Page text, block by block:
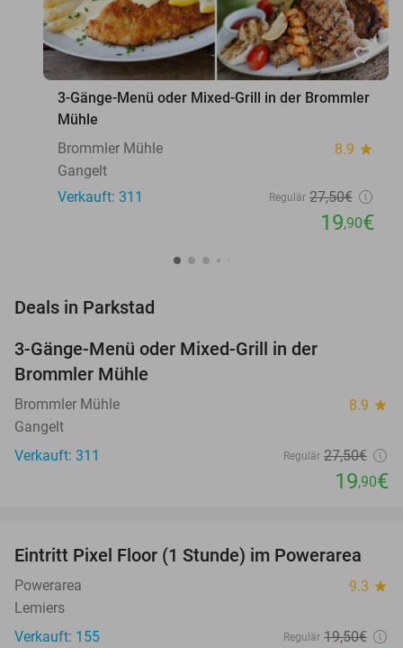
favorite_border
3-Gänge-Menü oder Mixed-Grill in der Brommler
Mühle
Brommler Mühle
8.9 star
Gangelt
Verkauft: 311
Regulär 27,50€
19,90€
Deals in Parkstad
3-Gänge-Menü oder Mixed-Grill in der
Brommler Mühle
Brommler Mühle 8.9 star
Gangelt
Verkauft: 311
Regulär 27,50€
19,90€
36%
Eintritt Pixel Floor (1 Stunde) im Powerarea
Powerarea 9.3 star
Lemiers
Verkauft: 155
Regulär 19,50€